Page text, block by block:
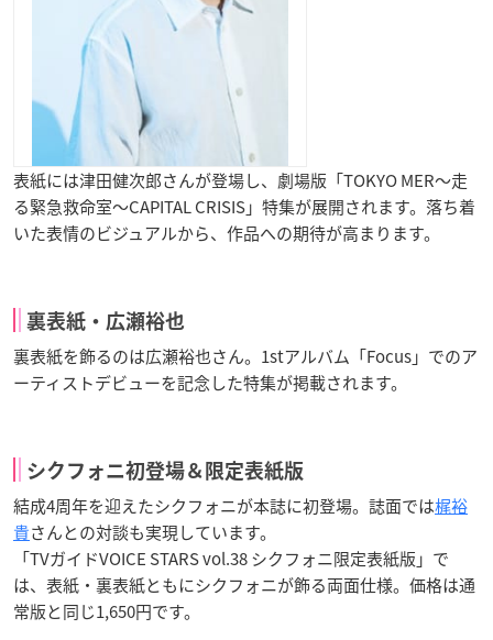
表紙には津田健次郎さんが登場し、劇場版「TOKYO MER～走
る緊急救命室～CAPITAL CRISIS」特集が展開されます。落ち着
いた表情のビジュアルから、作品への期待が高まります。
裏表紙・広瀬裕也
裏表紙を飾るのは広瀬裕也さん。1stアルバム「Focus」でのア
ーティストデビューを記念した特集が掲載されます。
シクフォニ初登場＆限定表紙版
結成4周年を迎えたシクフォニが本誌に初登場。誌面では梶裕
貴さんとの対談も実現しています。
「TVガイドVOICE STARS vol.38 シクフォニ限定表紙版」で
は、表紙・裏表紙ともにシクフォニが飾る両面仕様。価格は通
常版と同じ1,650円です。